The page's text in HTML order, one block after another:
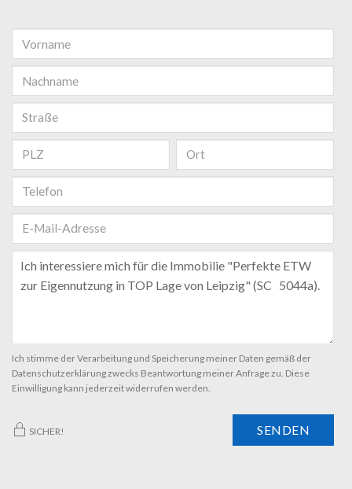
Ich stimme der Verarbeitung und Speicherung meiner Daten gemäß der
Datenschutzerklärung zwecks Beantwortung meiner Anfrage zu. Diese
Einwilligung kann jederzeit widerrufen werden.
SICHER! SENDEN